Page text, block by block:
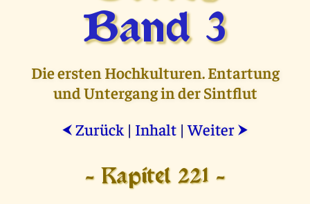
Band 3
Die ersten Hochkulturen. Entartung
und Untergang in der Sintflut
⮜ Zurück | Inhalt |Weiter ⮞
- Kapitel 221 -